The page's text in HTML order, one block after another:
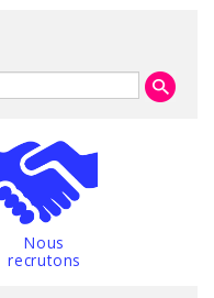
Nous
recrutons